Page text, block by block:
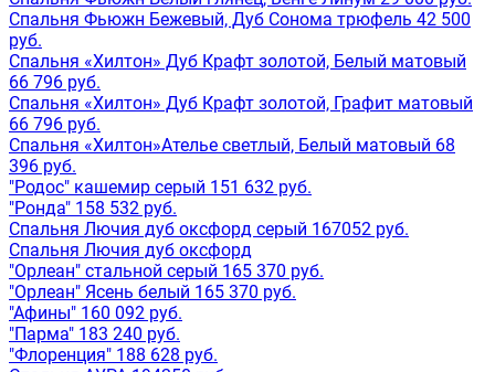
Спальня Фьюжн Бежевый, Дуб Сонома трюфель 42 500
руб.
Спальня «Хилтон» Дуб Крафт золотой, Белый матовый
66 796 руб.
Спальня «Хилтон» Дуб Крафт золотой, Графит матовый
66 796 руб.
Спальня «Хилтон»Ателье светлый, Белый матовый 68
396 руб.
"Родос" кашемир серый 151 632 руб.
"Ронда" 158 532 руб.
Спальня Лючия дуб оксфорд серый 167052 руб.
Спальня Лючия дуб оксфорд
"Орлеан" стальной серый 165 370 руб.
"Орлеан" Ясень белый 165 370 руб.
"Афины" 160 092 руб.
"Парма" 183 240 руб.
"Флоренция" 188 628 руб.